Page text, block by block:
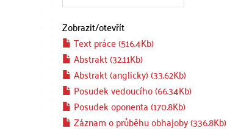
Zobrazit/otevřít
Text práce (516.4Kb)
Abstrakt (32.11Kb)
Abstrakt (anglicky) (33.62Kb)
Posudek vedoucího (66.34Kb)
Posudek oponenta (170.8Kb)
Záznam o průběhu obhajoby (336.8Kb)